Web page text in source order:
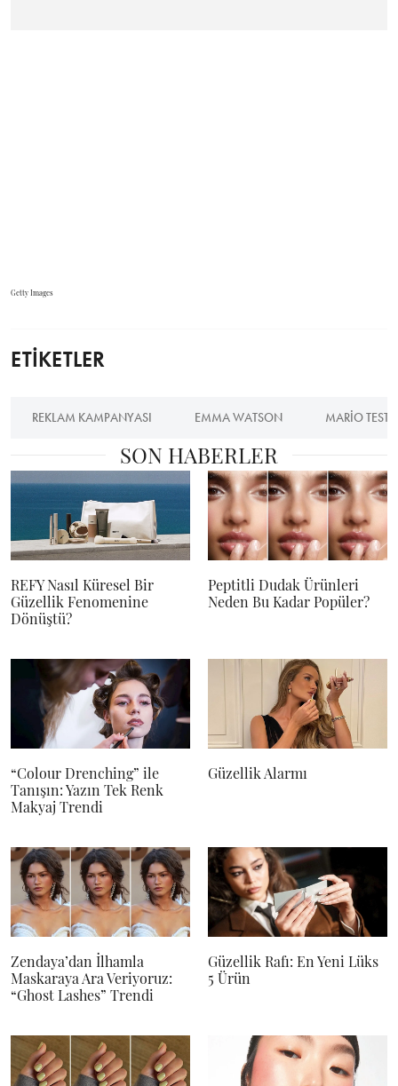
Getty Images
ETİKETLER
REKLAM KAMPANYASI EMMA WATSON MARIO
SON HABERLER
REFY Nasıl Küresel Bir
Güzellik Fenomenine
Dönüştü?
Peptitli Dudak Ürünleri
Neden Bu Kadar Popüler?
“Colour Drenching” ile
Tanışın: Yazın Tek Renk
Makyaj Trendi
Güzellik Alarmı
Zendaya’dan İlhamla
Maskaraya Ara Veriyoruz:
“Ghost Lashes” Trendi
Güzellik Rafı: En Yeni Lüks
5 Ürün